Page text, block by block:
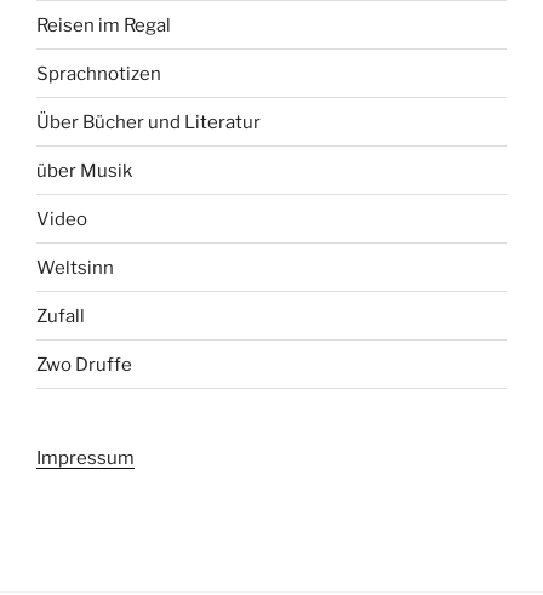
Reisen im Regal
Sprachnotizen
Über Bücher und Literatur
über Musik
Video
Weltsinn
Zufall
Zwo Druffe
Impressum